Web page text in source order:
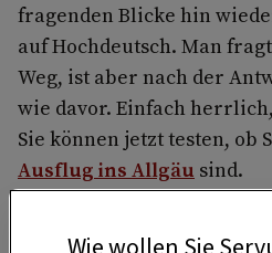
fragenden Blicke hin
auf Hochdeutsch. Man
Weg, ist aber nach der
wie davor. Einfach
Sie können jetzt testen, ob
Ausflug ins Allgäu sind.